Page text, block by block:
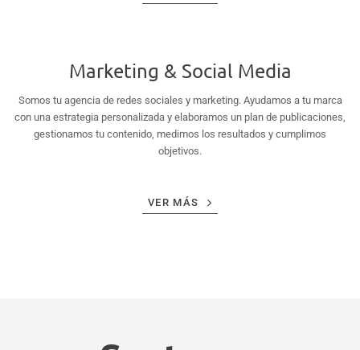
Marketing & Social Media
Somos tu agencia de redes sociales y marketing. Ayudamos a tu marca
con una estrategia personalizada y elaboramos un plan de publicaciones,
gestionamos tu contenido, medimos los resultados y cumplimos
objetivos.
VER MÁS